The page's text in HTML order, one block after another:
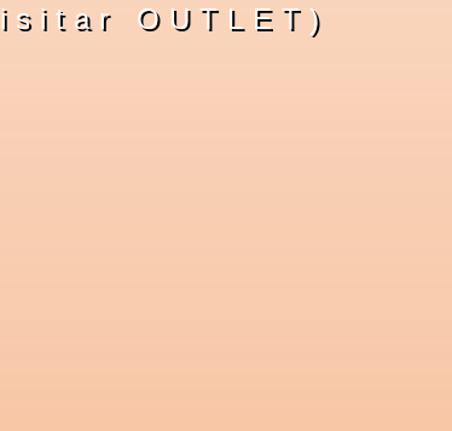
OUTLET)